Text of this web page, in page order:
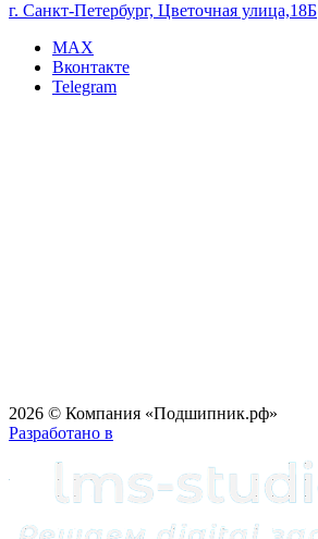
г. Санкт-Петербург, Цветочная улица,18Б
MAX
Вконтакте
Telegram
2026 © Компания «Подшипник.рф»
Разработано в